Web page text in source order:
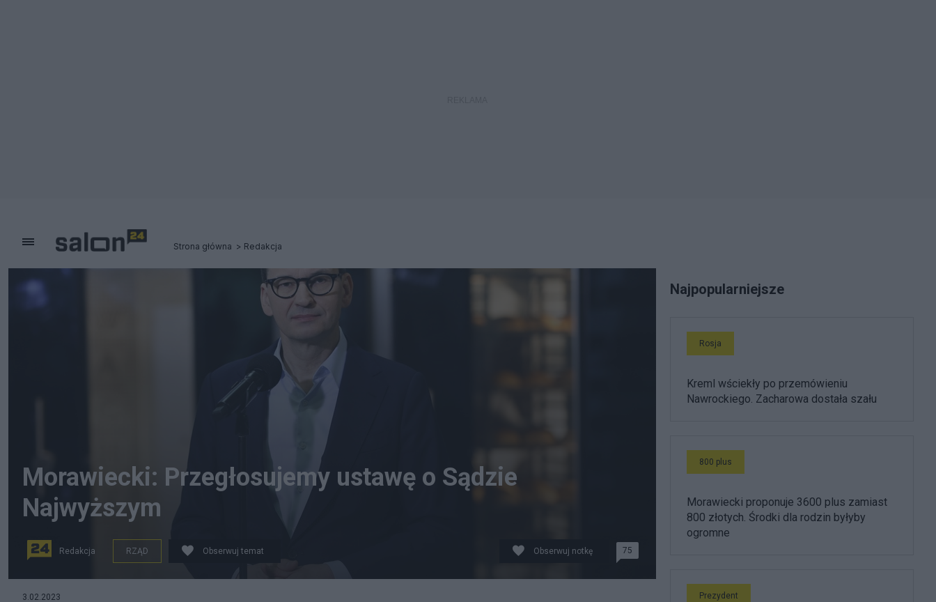
Strona główna Redakcja
Morawiecki: Przegłosujemy ustawę o Sądzie
Najwyższym
Redakcja RZĄD Obserwuj temat Obserwuj notkę 75
3.02.2023
Najpopularniejsze
Rosja
Kreml wściekły po przemówieniu
Nawrockiego. Zacharowa dostała szału
800 plus
Morawiecki proponuje 3600 plus zamiast
800 złotych. Środki dla rodzin byłyby
ogromne
Prezydent